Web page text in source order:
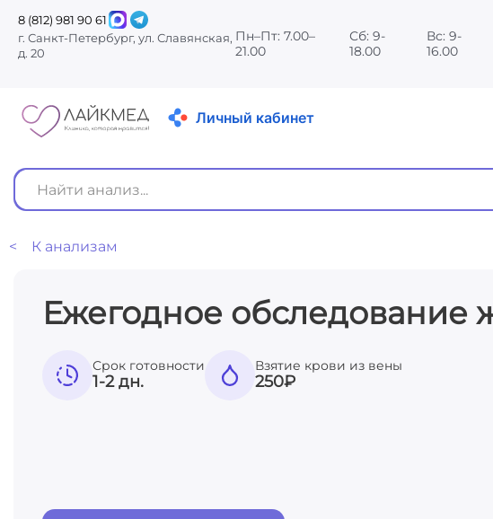
8 (812) 981 90 61
г. Санкт-Петербург, ул. Славянская,
д. 20
Пн–Пт: 7.00–
21.00
Сб: 9-
18.00
Вс: 9-
16.00
Личный кабинет
< К анализам
Ежегодное обследование
Срок готовности
1-2 дн.
Взятие крови из вены
250₽